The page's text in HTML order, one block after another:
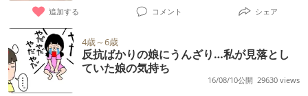
追加する コメント シェア
4歳～6歳
反抗ばかりの娘にうんざり…私が見落とし
ていた娘の気持ち
16/08/10公開 29630 views